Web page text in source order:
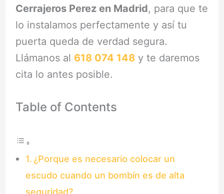
Cerrajeros Perez en Madrid, para que te
lo instalamos perfectamente y así tu
puerta queda de verdad segura.
Llámanos al 618 074 148y te daremos
cita lo antes posible.
Table of Contents
¿Porque es necesario colocar un
escudo cuando un bombín es de alta
seguridad?